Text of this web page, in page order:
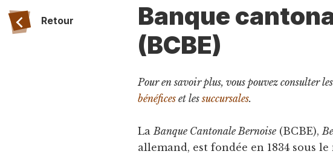
Retour
Banque
(BCBE)
Pour en savoir plus, vous pouvez consulter
bénéfices et lessuccursales.
La Banque Cantonale Bernoise (BCBE),
allemand, est fondée en 1834 sous le